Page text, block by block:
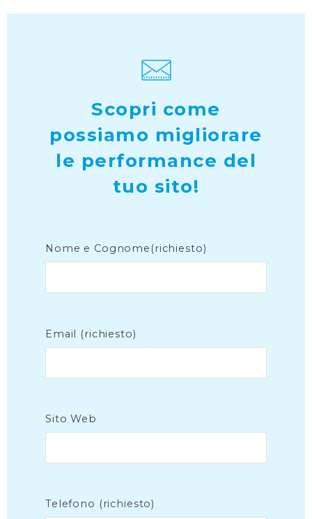
Scopri come
possiamo migliorare
le performance del
tuo sito!
Nome e Cognome(richiesto)
Email (richiesto)
Sito Web
Telefono (richiesto)